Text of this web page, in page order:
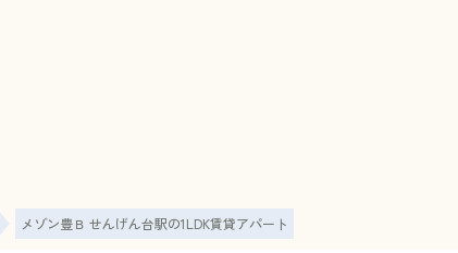
メゾン豊Ｂ せんげん台駅の1LDK賃貸アパート